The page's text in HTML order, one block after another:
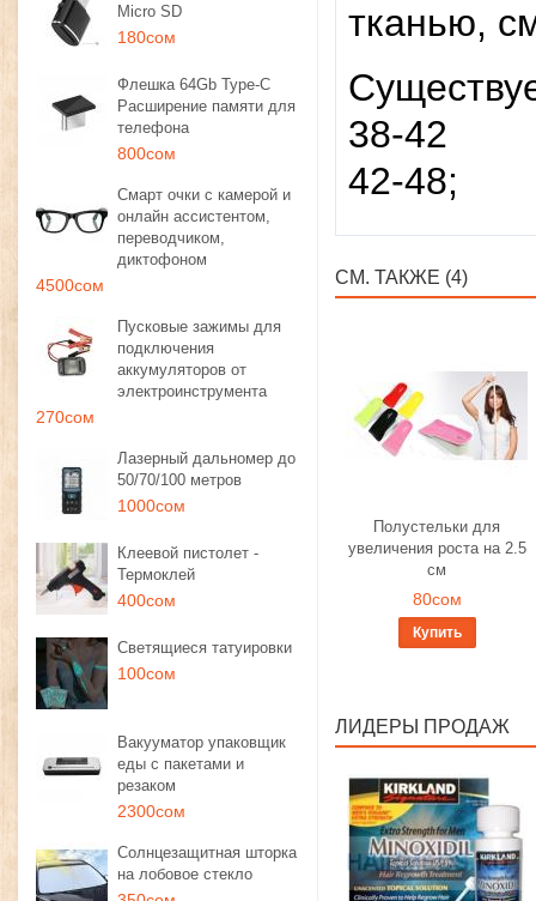
Micro SD
180сом
Флешка 64Gb Type-C
Расширение памяти для
телефона
800сом
Смарт очки с камерой и
онлайн ассистентом,
переводчиком,
диктофоном
4500сом
Пусковые зажимы для
подключения
аккумуляторов от
электроинструмента
270сом
Лазерный дальномер до
50/70/100 метров
1000сом
Клеевой пистолет -
Термоклей
400сом
Светящиеся татуировки
100сом
Вакууматор упаковщик
еды с пакетами и
резаком
2300сом
Солнцезащитная шторка
на лобовое стекло
тканью,
38-42
42-48;
СМ. ТАКЖЕ (4)
Полустельки для
увеличения роста на 2.5
см
80сом
Купить
ЛИДЕРЫ ПРОДАЖ